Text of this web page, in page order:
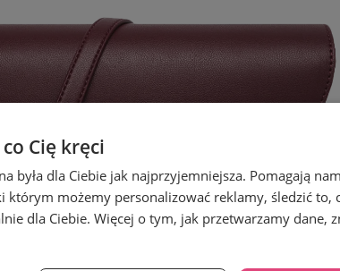
Cię kręci
była dla Ciebie jak najprzyjemniejsza. Pomagają
którym możemy personalizować reklamy, śledzić to,
dla Ciebie. Więcej o tym, jak przetwarzamy dane,